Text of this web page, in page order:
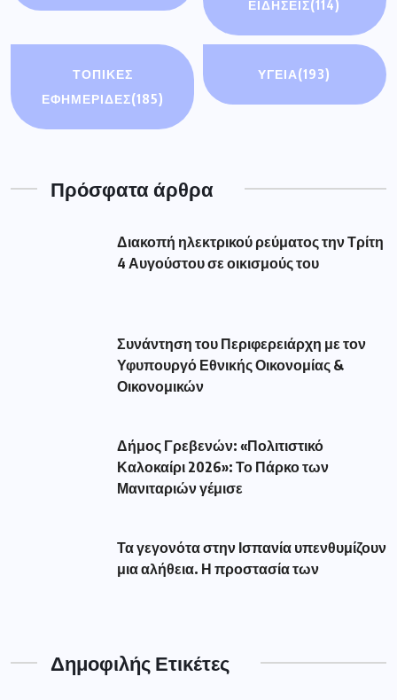
ΕΙΔΉΣΕΙΣ(114)
ΤΟΠΙΚΕΣ
ΕΦΗΜΕΡΙΔΕΣ(185)
ΥΓΕΙΑ(193)
Πρόσφατα άρθρα
Διακοπή ηλεκτρικού ρεύματος την Τρίτη
4 Αυγούστου σε οικισμούς του
Συνάντηση του Περιφερειάρχη με τον
Υφυπουργό Εθνικής Οικονομίας &
Οικονομικών
Δήμος Γρεβενών: «Πολιτιστικό
Καλοκαίρι 2026»: Το Πάρκο των
Μανιταριών γέμισε
Τα γεγονότα στην Ισπανία υπενθυμίζουν
μια αλήθεια. Η προστασία των
Δημοφιλής Ετικέτες